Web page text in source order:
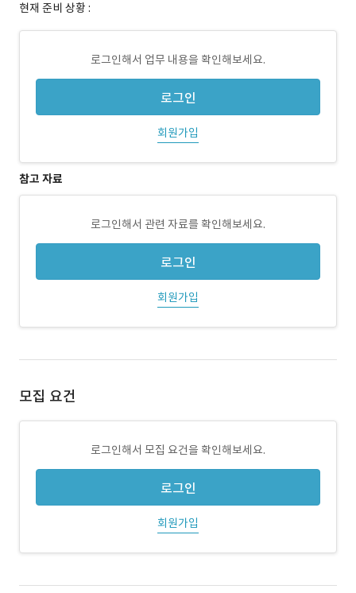
현재 준비 상황 :
로그인해서 업무 내용을 확인해보세요.
로그인
회원가입
참고 자료
로그인해서 관련 자료를 확인해보세요.
로그인
회원가입
모집 요건
로그인해서 모집 요건을 확인해보세요.
로그인
회원가입